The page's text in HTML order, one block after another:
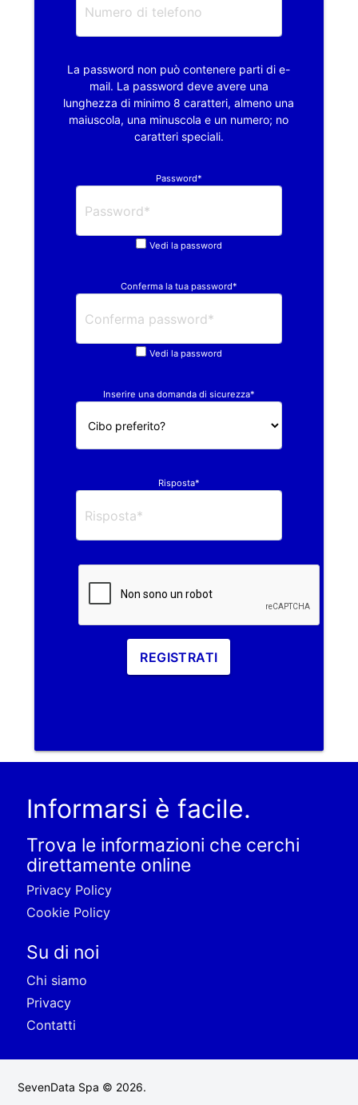
La password non può contenere parti di e-
mail. La password deve avere una
lunghezza di minimo 8 caratteri, almeno una
maiuscola, una minuscola e un numero; no
caratteri speciali.
Password*
Vedi la password
Conferma la tua password*
Vedi la password
Inserire una domanda di sicurezza*
Risposta*
REGISTRATI
Informarsi è facile.
Trova le informazioni che cerchi
direttamente online
Privacy Policy
Cookie Policy
Su di noi
Chi siamo
Privacy
Contatti
SevenData Spa © 2026.